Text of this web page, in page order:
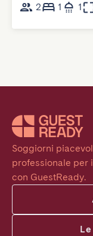
2
1 1
Soggiorni
professionale per
con GuestReady.